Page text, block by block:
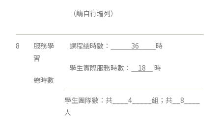
（請自行增列）
8
服務學
習
總時數
課程總時數： 36 時
學生實際服務時數： 18 時
學生團隊數：共____4_____組；共__8____
人